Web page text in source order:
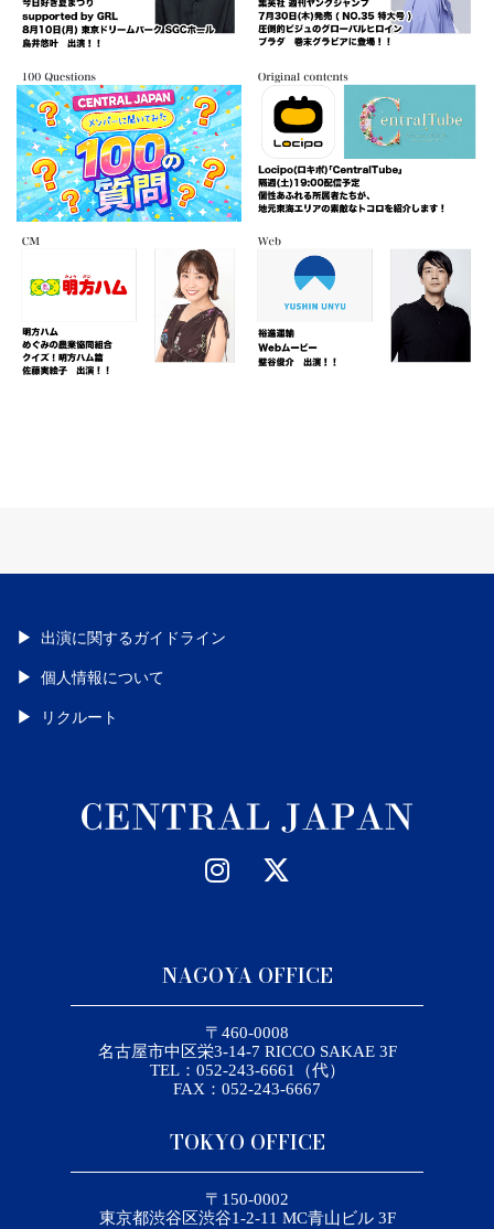
出演に関するガイドライン
個人情報について
リクルート
NAGOYA OFFICE
〒460-0008
名古屋市中区栄3-14-7 RICCO SAKAE 3F
TEL：052-243-6661（代）
FAX：052-243-6667
TOKYO OFFICE
〒150-0002
東京都渋谷区渋谷1-2-11 MC青山ビル 3F